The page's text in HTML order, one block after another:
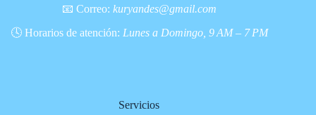
📧 Correo: kuryandes@gmail.com
🕓 Horarios de atención: Lunes a Domingo, 9 AM – 7 PM
Servicios